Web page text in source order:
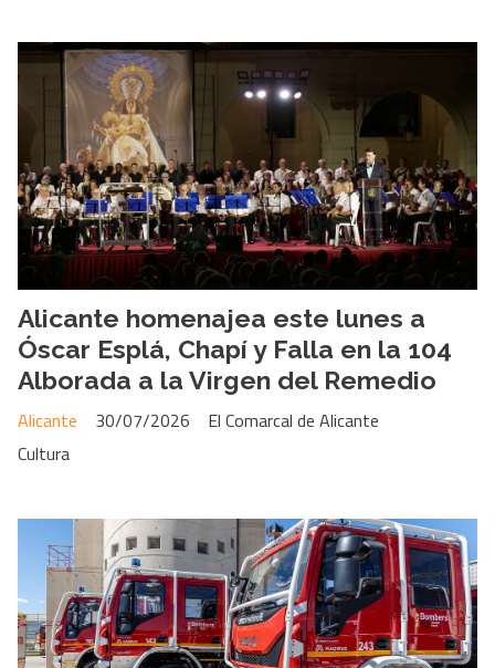
Alicante homenajea este lunes a
Óscar Esplá, Chapí y Falla en la 104
Alborada a la Virgen del Remedio
El Comarcal de Alicante
Alicante
30/07/2026
Cultura